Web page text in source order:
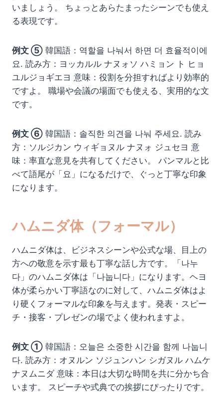
いましょう。 ちょっとあらたまったシーンでも使え
る表現です。
例文 ⑤ 韓国語：역할을 나눠서 하면 더 효율적이에
요. 読み方：ヨッカルル ナヌォソ ハミョン ト ヒョ
ユルジョギエヨ 意味：役割を分担すればより効率的
ですよ。 職場や会議の場面でも使える、実用的な文
です。
例文 ⑥ 韓国語：솔직한 의견을 나눠 주세요. 読み
方：ソルジカン ウィギョヌル ナヌォ ジュセヨ 意
味：率直な意見を共有してください。 パンマルと比
べて語尾が「요」になるだけで、ぐっと丁寧な印象
になります。
ハムニダ体（フォーマル）
ハムニダ体は、ビジネスシーンや公式な場、目上の
方への敬意を示す最も丁寧な話し方です。「나누
다」のハムニダ体は「나눕니다」になります。ヘヨ
体が柔らかい丁寧語なのに対して、ハムニダ体はよ
り硬くフォーマルな印象を与えます。発表・スピー
チ・接客・プレゼンの場でよく使われますよ。
例文 ① 韓国語：오늘은 소중한 시간을 함께 나눕니
다. 読み方：オヌルン ソジュンハン シガヌル ハムケ
ナヌムニダ 意味：本日は大切な時間を共に分かち合
います。 スピーチや式典での挨拶にぴったりです。